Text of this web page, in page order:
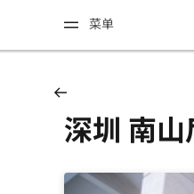
菜单
深圳 南山